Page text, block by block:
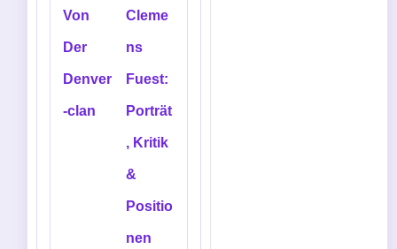
Von
Der
Denver
-clan
Cleme
ns
Fuest:
Porträt
, Kritik
&
Positio
nen